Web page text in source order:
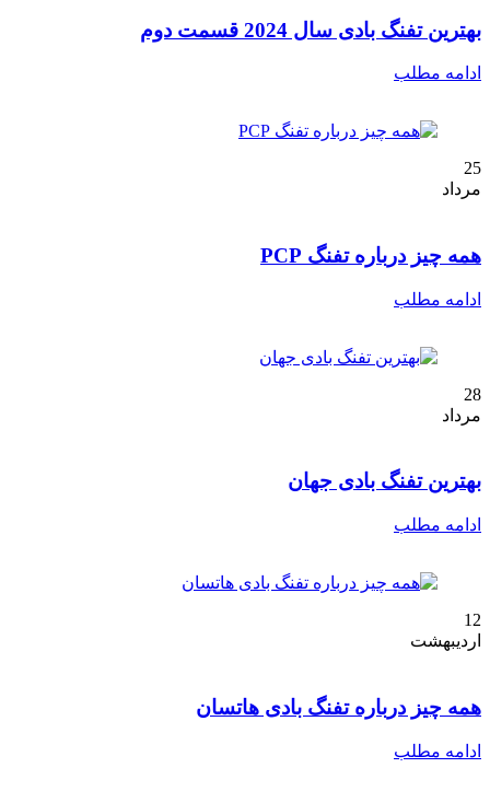
بهترین تفنگ بادی سال 2024 قسمت دوم
ادامه مطلب
25
مرداد
همه چیز درباره تفنگ PCP
ادامه مطلب
28
مرداد
بهترین تفنگ بادی جهان
ادامه مطلب
12
اردیبهشت
همه چیز درباره تفنگ بادی هاتسان
ادامه مطلب